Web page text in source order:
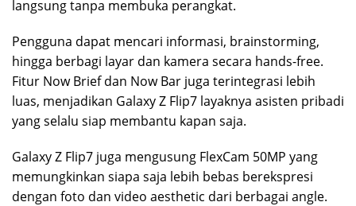
langsung tanpa membuka perangkat.
Pengguna dapat mencari informasi, brainstorming,
hingga berbagi layar dan kamera secara hands-free.
Fitur Now Brief dan Now Bar juga terintegrasi lebih
luas, menjadikan Galaxy Z Flip7 layaknya asisten pribadi
yang selalu siap membantu kapan saja.
Galaxy Z Flip7 juga mengusung FlexCam 50MP yang
memungkinkan siapa saja lebih bebas berekspresi
dengan foto dan video aesthetic dari berbagai angle.